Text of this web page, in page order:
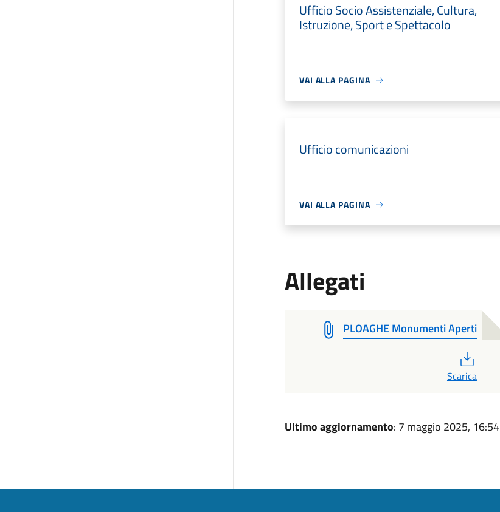
Ufficio Socio Assistenziale, Cultura,
Istruzione, Sport e Spettacolo
VAI ALLA PAGINA
Ufficio comunicazioni
VAI ALLA PAGINA
Allegati
PLOAGHE Monumenti Aperti
Scarica
Ultimo aggiornamento: 7 maggio 2025, 16:54